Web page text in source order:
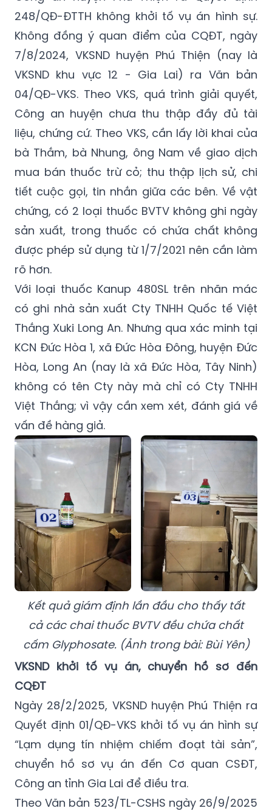
248/QĐ-ĐTTH không khởi tố vụ án hình sự.
Không đồng ý quan điểm của CQĐT, ngày
7/8/2024, VKSND huyện Phú Thiện (nay là
VKSND khu vực 12 - Gia Lai) ra Văn bản
04/QĐ-VKS. Theo VKS, quá trình giải quyết,
Công an huyện chưa thu thập đầy đủ tài
liệu, chứng cứ. Theo VKS, cần lấy lời khai của
bà Thắm, bà Nhung, ông Nam về giao dịch
mua bán thuốc trừ cỏ; thu thập lịch sử, chi
tiết cuộc gọi, tin nhắn giữa các bên. Về vật
chứng, có 2 loại thuốc BVTV không ghi ngày
sản xuất, trong thuốc có chứa chất không
được phép sử dụng từ 1/7/2021 nên cần làm
rõ hơn.
Với loại thuốc Kanup 480SL trên nhãn mác
có ghi nhà sản xuất Cty TNHH Quốc tế Việt
Thắng Xuki Long An. Nhưng qua xác minh tại
KCN Đức Hòa 1, xã Đức Hòa Đông, huyện Đức
Hòa, Long An (nay là xã Đức Hòa, Tây Ninh)
không có tên Cty này mà chỉ có Cty TNHH
Việt Thắng; vì vậy cần xem xét, đánh giá về
vấn đề hàng giả.
Kết quả giám định lần đầu cho thấy tất
cả các chai thuốc BVTV đều chứa chất
cấm Glyphosate. (Ảnh trong bài: Bùi Yên)
VKSND khởi tố vụ án, chuyển hồ sơ đến
CQĐT
Ngày 28/2/2025, VKSND huyện Phú Thiện ra
Quyết định 01/QĐ-VKS khởi tố vụ án hình sự
“Lạm dụng tín nhiệm chiếm đoạt tài sản”,
chuyển hồ sơ vụ án đến Cơ quan CSĐT,
Công an tỉnh Gia Lai để điều tra.
Theo Văn bản 523/TL-CSHS ngày 26/9/2025